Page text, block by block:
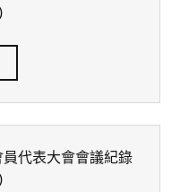
代表大會會議紀錄